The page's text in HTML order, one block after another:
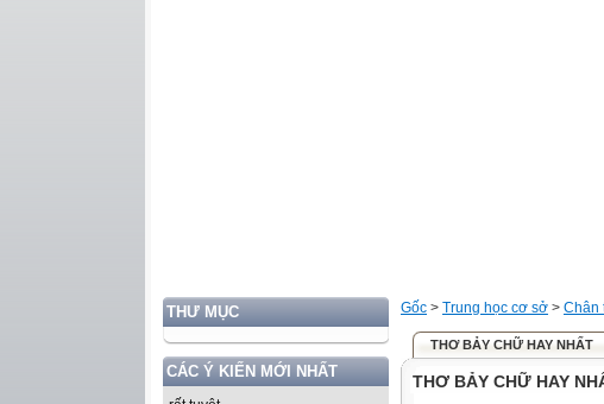
THƯ MỤC
CÁC Ý KIẾN MỚI NHẤT
Gốc > Trung học cơ sở > Chân
THƠ BẢY CHỮ HAY NHẤT
THƠ BẢY CHỮ HAY